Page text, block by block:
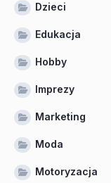
Dzieci
Edukacja
Hobby
Imprezy
Marketing
Moda
Motoryzacja